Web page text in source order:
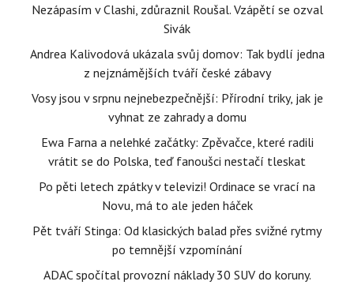
Nezápasím v Clashi, zdůraznil Roušal. Vzápětí se ozval
Sivák
Andrea Kalivodová ukázala svůj domov: Tak bydlí jedna
z nejznámějších tváří české zábavy
Vosy jsou v srpnu nejnebezpečnější: Přírodní triky, jak je
vyhnat ze zahrady a domu
Ewa Farna a nelehké začátky: Zpěvačce, které radili
vrátit se do Polska, teď fanoušci nestačí tleskat
Po pěti letech zpátky v televizi! Ordinace se vrací na
Novu, má to ale jeden háček
Pět tváří Stinga: Od klasických balad přes svižné rytmy
po temnější vzpomínání
ADAC spočítal provozní náklady 30 SUV do koruny.